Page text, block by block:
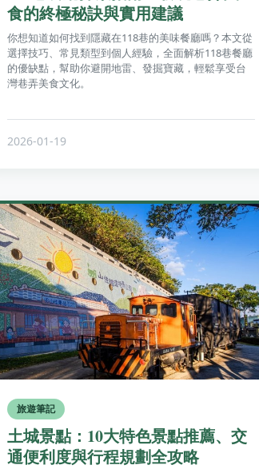
食的終極秘訣與實用建議
你想知道如何找到隱藏在118巷的美味餐廳嗎？本文從
選擇技巧、常見類型到個人經驗，全面解析118巷餐廳
的優缺點，幫助你避開地雷、發掘寶藏，輕鬆享受台
灣巷弄美食文化。
2026-01-19
旅遊筆記
土城景點：10大特色景點推薦、交
通便利度與行程規劃全攻略